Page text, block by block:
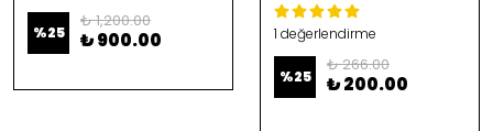
%25
₺ 1,200.00
₺ 900.00 1 değerlendirme
%25
₺ 266.00
₺ 200.00